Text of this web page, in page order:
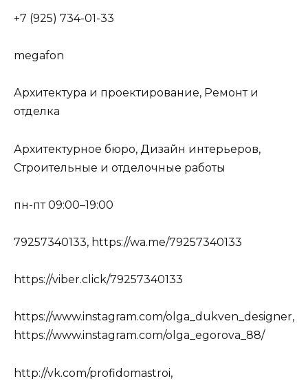
+7 (925) 734-01-33
megafon
Архитектура и проектирование, Ремонт и
отделка
Архитектурное бюро, Дизайн интерьеров,
Строительные и отделочные работы
пн-пт 09:00–19:00
79257340133, https://wa.me/79257340133
https://viber.click/79257340133
https://www.instagram.com/olga_dukven_designer,
https://www.instagram.com/olga_egorova_88/
http://vk.com/profidomastroi,